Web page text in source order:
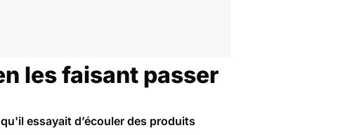
les faisant passer
essayait d’écouler des produits